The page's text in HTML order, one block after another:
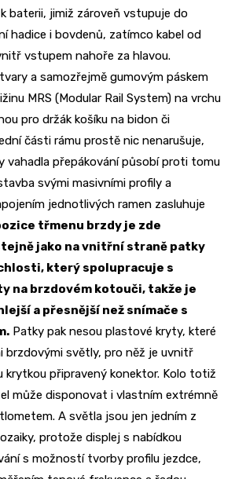
baterii, jimiž zároveň vstupuje do
hadice i bovdenů, zatímco kabel od
vstupem nahoře za hlavou.
a samozřejmě gumovým páskem
MRS (Modular Rail System) na vrchu
pro držák košíku na bidon či
části rámu prostě nic nenarušuje,
vahadla přepákování působí proti tomu
svými masivními profily a
jednotlivých ramen zasluhuje
třmenu brzdy je zde
jako na vnitřní straně patky
který spolupracuje s
na brzdovém kotouči, takže je
a přesnější než snímače s
Patky pak nesou plastové kryty, které
brzdovými světly, pro něž je uvnitř
krytkou připravený konektor. Kolo totiž
může disponovat i vlastním extrémně
A světla jsou jen jedním z
protože displej s nabídkou
s možností tvorby profilu jezdce,